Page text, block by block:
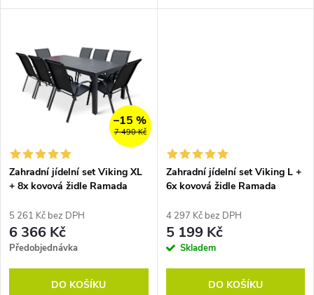
ů
k
t
ů
tvoří moderní kovový stůl a
artwoodu. Sestava je
7 490 Kč
–15 %
Zahradní jídelní set Viking XL
+ 8x kovová židle Ramada
5 261 Kč bez DPH
6 366 Kč
Předobjednávka
DO KOŠÍKU
Zahradní jídelní set Viking L +
6x kovová židle Ramada
4 297 Kč bez DPH
5 199 Kč
Skladem
DO KOŠÍKU